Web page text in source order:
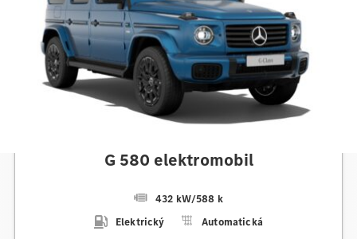
G 580 elektromobil
432 kW/588 k
Elektrický
Automatická